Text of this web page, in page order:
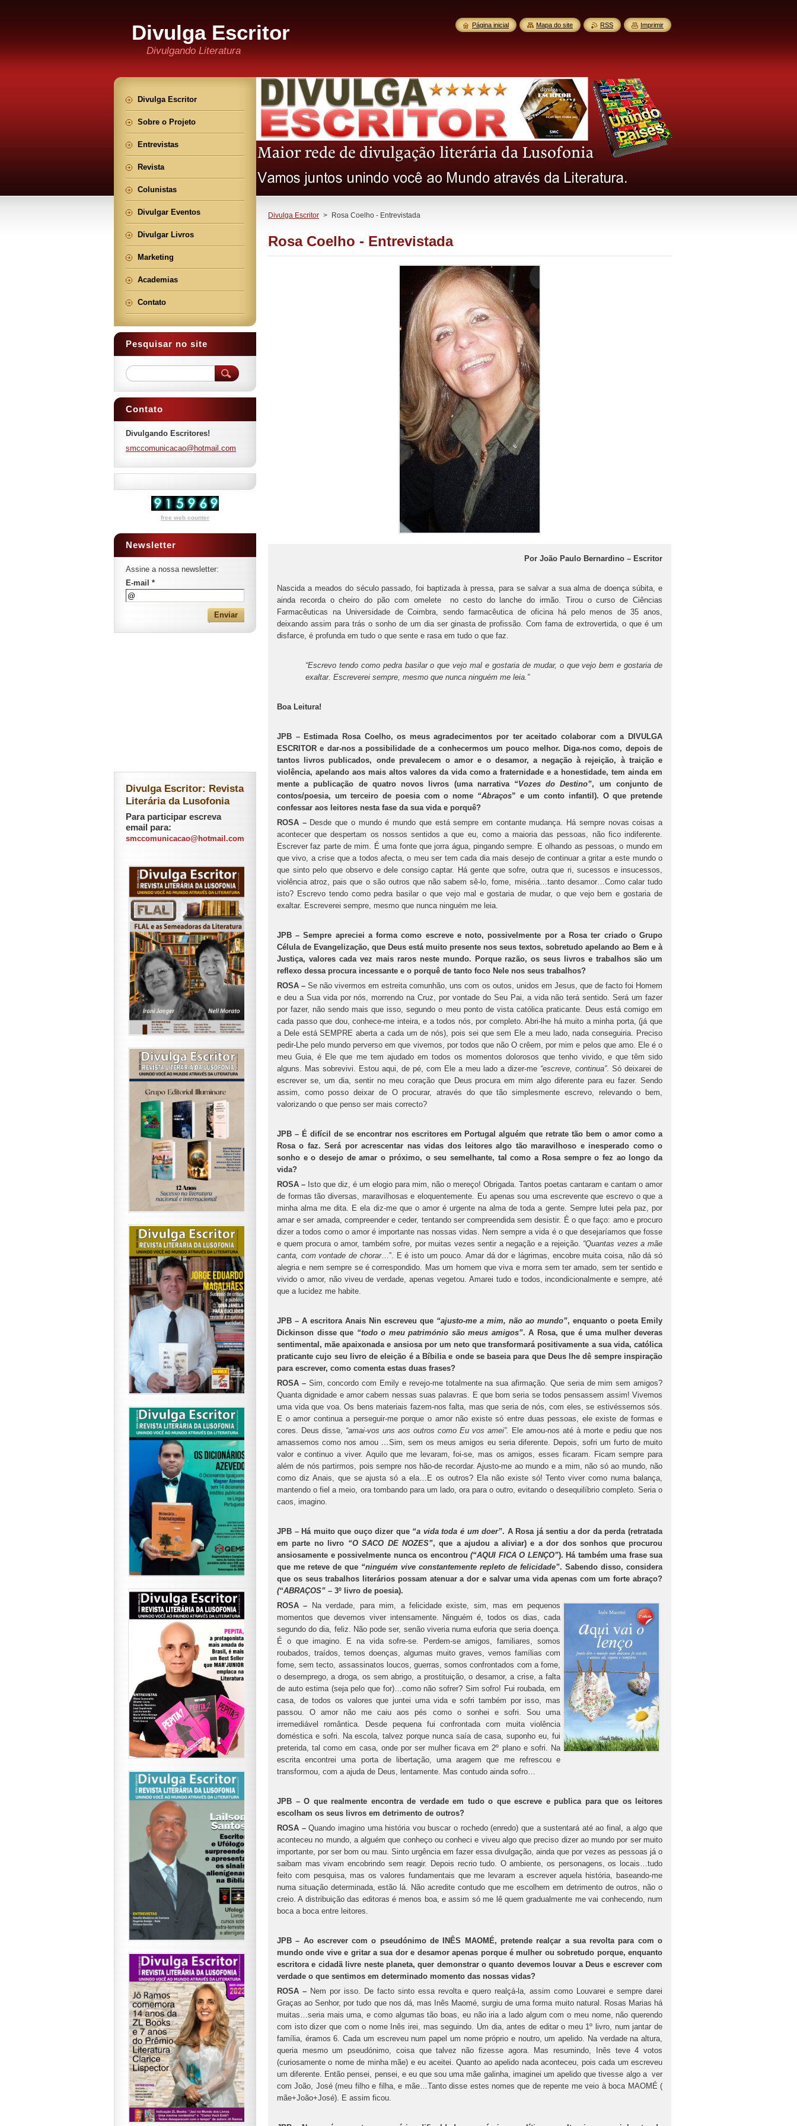
Divulga Escritor
Divulgando Literatura
Divulga Escritor > Rosa Coelho - Entrevistada
Rosa Coelho - Entrevistada
Por João Paulo Bernardino – Escritor
Nascida a meados do século passado, foi baptizada à pressa, para se salvar a sua alma de doença súbita, e
ainda recorda o cheiro do pão com omelete no cesto do lanche do irmão. Tirou o curso de Ciências
Farmacêuticas na Universidade de Coimbra, sendo farmacêutica de oficina há pelo menos de 35 anos,
deixando assim para trás o sonho de um dia ser ginasta de profissão. Com fama de extrovertida, o que é um
disfarce, é profunda em tudo o que sente e rasa em tudo o que faz.
“Escrevo tendo como pedra basilar o que vejo mal e gostaria de mudar, o que vejo bem e gostaria de
exaltar. Escreverei sempre, mesmo que nunca ninguém me leia.”
Boa Leitura!
JPB – Estimada Rosa Coelho, os meus agradecimentos por ter aceitado colaborar com a DIVULGA
ESCRITOR e dar-nos a possibilidade de a conhecermos um pouco melhor. Diga-nos como, depois de
tantos livros publicados, onde prevalecem o amor e o desamor, a negação à rejeição, à traição e
violência, apelando aos mais altos valores da vida como a fraternidade e a honestidade, tem ainda em
mente a publicação de quatro novos livros (uma narrativa “Vozes do Destino”, um conjunto de
contos/poesia, um terceiro de poesia com o nome “Abraços” e um conto infantil). O que pretende
confessar aos leitores nesta fase da sua vida e porquê?
ROSA – Desde que o mundo é mundo que está sempre em contante mudança. Há sempre novas coisas a
acontecer que despertam os nossos sentidos a que eu, como a maioria das pessoas, não fico indiferente.
Escrever faz parte de mim. É uma fonte que jorra água, pingando sempre. E olhando as pessoas, o mundo em
que vivo, a crise que a todos afecta, o meu ser tem cada dia mais desejo de continuar a gritar a este mundo o
que sinto pelo que observo e dele consigo captar. Há gente que sofre, outra que ri, sucessos e insucessos,
violência atroz, pais que o são outros que não sabem sê-lo, fome, miséria…tanto desamor…Como calar tudo
isto? Escrevo tendo como pedra basilar o que vejo mal e gostaria de mudar, o que vejo bem e gostaria de
exaltar. Escreverei sempre, mesmo que nunca ninguém me leia.
JPB – Sempre apreciei a forma como escreve e noto, possivelmente por a Rosa ter criado o Grupo
Célula de Evangelização, que Deus está muito presente nos seus textos, sobretudo apelando ao Bem e à
Justiça, valores cada vez mais raros neste mundo. Porque razão, os seus livros e trabalhos são um
reflexo dessa procura incessante e o porquê de tanto foco Nele nos seus trabalhos?
ROSA –Se não vivermos em estreita comunhão, uns com os outos, unidos em Jesus, que de facto foi Homem
e deu a Sua vida por nós, morrendo na Cruz, por vontade do Seu Pai, a vida não terá sentido. Será um fazer
por fazer, não sendo mais que isso, segundo o meu ponto de vista católica praticante. Deus está comigo em
cada passo que dou, conhece-me inteira, e a todos nós, por completo. Abri-lhe há muito a minha porta, (já que
a Dele está SEMPRE aberta a cada um de nós), pois sei que sem Ele a meu lado, nada conseguiria. Preciso
pedir-Lhe pelo mundo perverso em que vivemos, por todos que não O crêem, por mim e pelos que amo. Ele é o
meu Guia, é Ele que me tem ajudado em todos os momentos dolorosos que tenho vivido, e que têm sido
alguns. Mas sobrevivi. Estou aqui, de pé, com Ele a meu lado a dizer-me “escreve, continua”. Só deixarei de
escrever se, um dia, sentir no meu coração que Deus procura em mim algo diferente para eu fazer. Sendo
assim, como posso deixar de O procurar, através do que tão simplesmente escrevo, relevando o bem,
valorizando o que penso ser mais correcto?
JPB – É difícil de se encontrar nos escritores em Portugal alguém que retrate tão bem o amor como a
Rosa o faz. Será por acrescentar nas vidas dos leitores algo tão maravilhoso e inesperado como o
sonho e o desejo de amar o próximo, o seu semelhante, tal como a Rosa sempre o fez ao longo da
vida?
ROSA – Isto que diz, é um elogio para mim, não o mereço! Obrigada. Tantos poetas cantaram e cantam o amor
de formas tão diversas, maravilhosas e eloquentemente. Eu apenas sou uma escrevente que escrevo o que a
minha alma me dita. E ela diz-me que o amor é urgente na alma de toda a gente. Sempre lutei pela paz, por
amar e ser amada, compreender e ceder, tentando ser compreendida sem desistir. É o que faço: amo e procuro
dizer a todos como o amor é importante nas nossas vidas. Nem sempre a vida é o que desejaríamos que fosse
e quem procura o amor, também sofre, por muitas vezes sentir a negação e a rejeição. “Quantas vezes a mãe
canta, com vontade de chorar…”. E é isto um pouco. Amar dá dor e lágrimas, encobre muita coisa, não dá só
alegria e nem sempre se é correspondido. Mas um homem que viva e morra sem ter amado, sem ter sentido e
vivido o amor, não viveu de verdade, apenas vegetou. Amarei tudo e todos, incondicionalmente e sempre, até
que a lucidez me habite.
JPB – A escritora Anais Nin escreveu que “ajusto-me a mim, não ao mundo”, enquanto o poeta Emily
Dickinson disse que “todo o meu património são meus amigos”. A Rosa, que é uma mulher deveras
sentimental, mãe apaixonada e ansiosa por um neto que transformará positivamente a sua vida, católica
praticante cujo seu livro de eleição é a Bíbilia e onde se baseia para que Deus lhe dê sempre inspiração
para escrever, como comenta estas duas frases?
ROSA – Sim, concordo com Emily e revejo-me totalmente na sua afirmação. Que seria de mim sem amigos?
Quanta dignidade e amor cabem nessas suas palavras. E que bom seria se todos pensassem assim! Vivemos
uma vida que voa. Os bens materiais fazem-nos falta, mas que seria de nós, com eles, se estivéssemos sós.
E o amor continua a perseguir-me porque o amor não existe só entre duas pessoas, ele existe de formas e
cores. Deus disse, “amai-vos uns aos outros como Eu vos amei”. Ele amou-nos até à morte e pediu que nos
amassemos como nos amou …Sim, sem os meus amigos eu seria diferente. Depois, sofri um furto de muito
valor e continuo a viver. Aquilo que me levaram, foi-se, mas os amigos, esses ficaram. Ficam sempre para
além de nós partirmos, pois sempre nos hão-de recordar. Ajusto-me ao mundo e a mim, não só ao mundo, não
como diz Anais, que se ajusta só a ela…E os outros? Ela não existe só! Tento viver como numa balança,
mantendo o fiel a meio, ora tombando para um lado, ora para o outro, evitando o desequilíbrio completo. Seria o
caos, imagino.
JPB – Há muito que ouço dizer que “a vida toda é um doer”. A Rosa já sentiu a dor da perda (retratada
em parte no livro “O SACO DE NOZES”, que a ajudou a aliviar) e a dor dos sonhos que procurou
ansiosamente e possivelmente nunca os encontrou (“AQUI FICA O LENÇO”). Há também uma frase sua
que me reteve de que “ninguém vive constantemente repleto de felicidade”. Sabendo disso, considera
que os seus trabalhos literários possam atenuar a dor e salvar uma vida apenas com um forte abraço?
(“ABRAÇOS” – 3º livro de poesia).
ROSA – Na verdade, para mim, a felicidade existe, sim, mas em pequenos
momentos que devemos viver intensamente. Ninguém é, todos os dias, cada
segundo do dia, feliz. Não pode ser, senão viveria numa euforia que seria doença.
É o que imagino. E na vida sofre-se. Perdem-se amigos, familiares, somos
roubados, traídos, temos doenças, algumas muito graves, vemos famílias com
fome, sem tecto, assassinatos loucos, guerras, somos confrontados com a fome,
o desemprego, a droga, os sem abrigo, a prostituição, o desamor, a crise, a falta
de auto estima (seja pelo que for)…como não sofrer? Sim sofro! Fui roubada, em
casa, de todos os valores que juntei uma vida e sofri também por isso, mas
passou. O amor não me caiu aos pés como o sonhei e sofri. Sou uma
irremediável romântica. Desde pequena fui confrontada com muita violência
doméstica e sofri. Na escola, talvez porque nunca saía de casa, suponho eu, fui
preterida, tal como em casa, onde por ser mulher ficava em 2º plano e sofri. Na
escrita encontrei uma porta de libertação, uma aragem que me refrescou e
transformou, com a ajuda de Deus, lentamente. Mas contudo ainda sofro…
JPB – O que realmente encontra de verdade em tudo o que escreve e publica para que os leitores
escolham os seus livros em detrimento de outros?
ROSA –Quando imagino uma história vou buscar o rochedo (enredo) que a sustentará até ao final, a algo que
aconteceu no mundo, a alguém que conheço ou conheci e viveu algo que preciso dizer ao mundo por ser muito
importante, por ser bom ou mau. Sinto urgência em fazer essa divulgação, ainda que por vezes as pessoas já o
saibam mas vivam encobrindo sem reagir. Depois recrio tudo. O ambiente, os personagens, os locais…tudo
feito com pesquisa, mas os valores fundamentais que me levaram a escrever aquela história, baseando-me
numa situação determinada, estão lá. Não acredite contudo que me escolhem em detrimento de outros, não o
creio. A distribuição das editoras é menos boa, e assim só me lê quem gradualmente me vai conhecendo, num
boca a boca entre leitores.
JPB – Ao escrever com o pseudónimo de INÊS MAOMÉ, pretende realçar a sua revolta para com o
mundo onde vive e gritar a sua dor e desamor apenas porque é mulher ou sobretudo porque, enquanto
escritora e cidadã livre neste planeta, quer demonstrar o quanto devemos louvar a Deus e escrever com
verdade o que sentimos em determinado momento das nossas vidas?
ROSA –Nem por isso. De facto sinto essa revolta e quero realçá-la, assim como Louvarei e sempre darei
Graças ao Senhor, por tudo que nos dá, mas Inês Maomé, surgiu de uma forma muito natural. Rosas Marias há
muitas…seria mais uma, e como algumas tão boas, eu não iria a lado algum com o meu nome, não querendo
com isto dizer que com o nome Inês irei, mas seguindo. Um dia, antes de editar o meu 1º livro, num jantar de
família, éramos 6. Cada um escreveu num papel um nome próprio e noutro, um apelido. Na verdade na altura,
queria mesmo um pseudónimo, coisa que talvez não fizesse agora. Mas resumindo, Inês teve 4 votos
(curiosamente o nome de minha mãe) e eu aceitei. Quanto ao apelido nada aconteceu, pois cada um escreveu
um diferente. Então pensei, pensei, e eu que sou uma mãe galinha, imaginei um apelido que tivesse algo a ver
com João, José (meu filho e filha, e mãe…Tanto disse estes nomes que de repente me veio à boca MAOMÉ (
mãe+João+José). E assim ficou.
Divulga Escritor
Sobre o Projeto
Entrevistas
Revista
Colunistas
Divulgar Eventos
Divulgar Livros
Marketing
Academias
Contato
Pesquisar no site
Contato
Divulgando Escritores!
smccomunicacao@hotmail.com
free web counter
Newsletter
Assine a nossa newsletter:
E-mail *
Divulga Escritor: Revista
Literária da Lusofonia
Para participar escreva
email para:
smccomunicacao@hotmail.com
Página inicial Mapa do site RSS Imprimir